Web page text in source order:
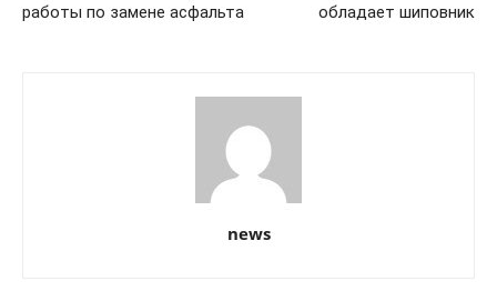
работы по замене асфальта
обладает шиповник
news